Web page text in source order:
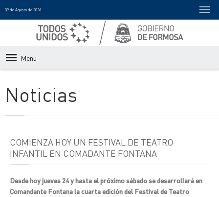
09 de Agosto de 2026
Menu
Noticias
COMIENZA HOY UN FESTIVAL DE TEATRO
INFANTIL EN COMADANTE FONTANA
Desde hoy jueves 24 y hasta el próximo sábado se desarrollará en
Comandante Fontana la cuarta edición del Festival de Teatro